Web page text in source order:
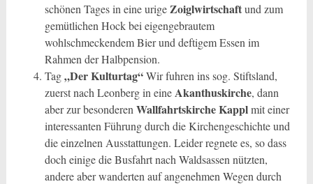
schönen Tages in eine urigeZoiglwirtschaftund zum
gemütlichen Hock bei eigengebrautem
wohlschmeckendem Bier und deftigem Essen im
Rahmen der Halbpension.
Tag„Der Kulturtag“Wir fuhren ins sog. Stiftsland,
zuerst nach Leonberg in eineAkanthuskirche, dann
aber zur besonderen Wallfahrtskirche Kapplmit einer
interessanten Führung durch die Kirchengeschichte und
die einzelnen Ausstattungen. Leider regnete es, so dass
doch einige die Busfahrt nach Waldsassen nützten,
andere aber wanderten auf angenehmen Wegen durch